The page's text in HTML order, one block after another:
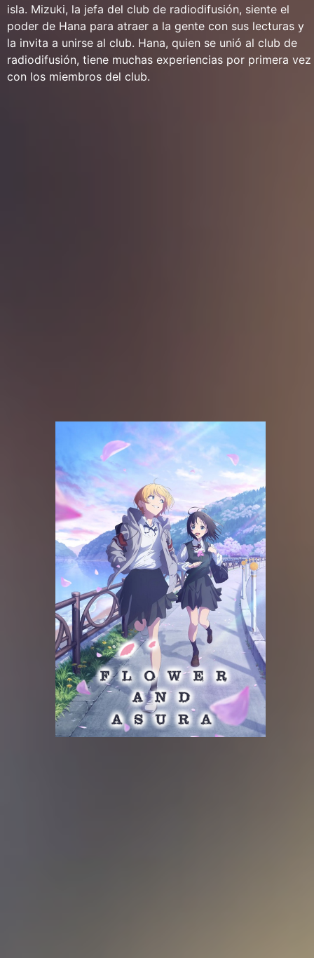
isla. Mizuki, la jefa del club de radiodifusión, siente el
poder de Hana para atraer a la gente con sus lecturas y
la invita a unirse al club. Hana, quien se unió al club de
radiodifusión, tiene muchas experiencias por primera vez
con los miembros del club.